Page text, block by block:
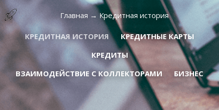
Главная →Кредитная история
КРЕДИТНАЯ ИСТОРИЯ
КРЕДИТНЫЕ КАРТЫ
КРЕДИТЫ
ВЗАИМОДЕЙСТВИЕ С КОЛЛЕКТОРАМИ
БИЗНЕС